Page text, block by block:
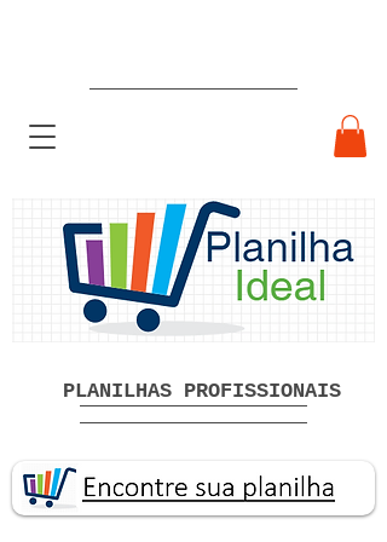
Planilhas Profissionais prontas
Download grátis
PLANILHAS PROFISSIONAIS